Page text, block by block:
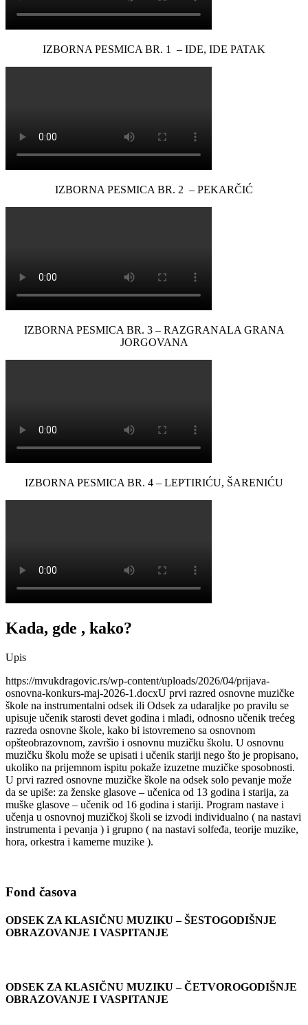
IZBORNA PESMICA BR. 1 – IDE, IDE PATAK
IZBORNA PESMICA BR. 2 – PEKARČIĆ
IZBORNA PESMICA BR. 3 – RAZGRANALA GRANA
JORGOVANA
IZBORNA PESMICA BR. 4 – LEPTIRIĆU, ŠARENIĆU
Kada, gde , kako?
Upis
https://mvukdragovic.rs/wp-content/uploads/2026/04/prijava-
osnovna-konkurs-maj-2026-1.docxU prvi razred osnovne muzičke
škole na instrumentalni odsek ili Odsek za udaraljke po pravilu se
upisuje učenik starosti devet godina i mlađi, odnosno učenik trećeg
razreda osnovne škole, kako bi istovremeno sa osnovnom
opšteobrazovnom, završio i osnovnu muzičku školu. U osnovnu
muzičku školu može se upisati i učenik stariji nego što je propisano,
ukoliko na prijemnom ispitu pokaže izuzetne muzičke sposobnosti.
U prvi razred osnovne muzičke škole na odsek solo pevanje može
da se upiše: za ženske glasove – učenica od 13 godina i starija, za
muške glasove – učenik od 16 godina i stariji. Program nastave i
učenja u osnovnoj muzičkoj školi se izvodi individualno ( na nastavi
instrumenta i pevanja ) i grupno ( na nastavi solfeđa, teorije muzike,
hora, orkestra i kamerne muzike ).
Fond časova
ODSEK ZA KLASIČNU MUZIKU – ŠESTOGODIŠNJE
OBRAZOVANJE I VASPITANJE
ODSEK ZA KLASIČNU MUZIKU – ČETVOROGODIŠNJE
OBRAZOVANJE I VASPITANJE